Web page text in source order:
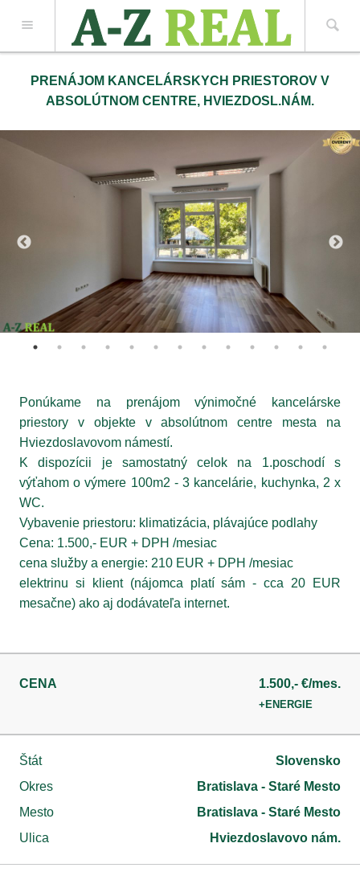
Z REAL spol. s r.o.
PRENÁJOM KANCELÁRSKYCH PRIESTOROV V
ABSOLÚTNOM CENTRE, HVIEZDOSL.NÁM.
Ponúkame na prenájom výnimočné kancelárske
priestory v objekte v absolútnom centre mesta na
Hviezdoslavovom námestí.
K dispozícii je samostatný celok na 1.poschodí s
výťahom o výmere 100m2 - 3 kancelárie, kuchynka, 2 x
WC.
Vybavenie priestoru: klimatizácia, plávajúce podlahy
Cena: 1.500,- EUR + DPH /mesiac
cena služby a energie: 210 EUR + DPH /mesiac
elektrinu si klient (nájomca platí sám - cca 20 EUR
mesačne) ako aj dodávateľa internet.
CENA 1.500,- €/mes.
+ENERGIE
Štát
Slovensko
Okres
Bratislava - Staré Mesto
Mesto
Bratislava - Staré Mesto
Ulica
Hviezdoslavovo nám.